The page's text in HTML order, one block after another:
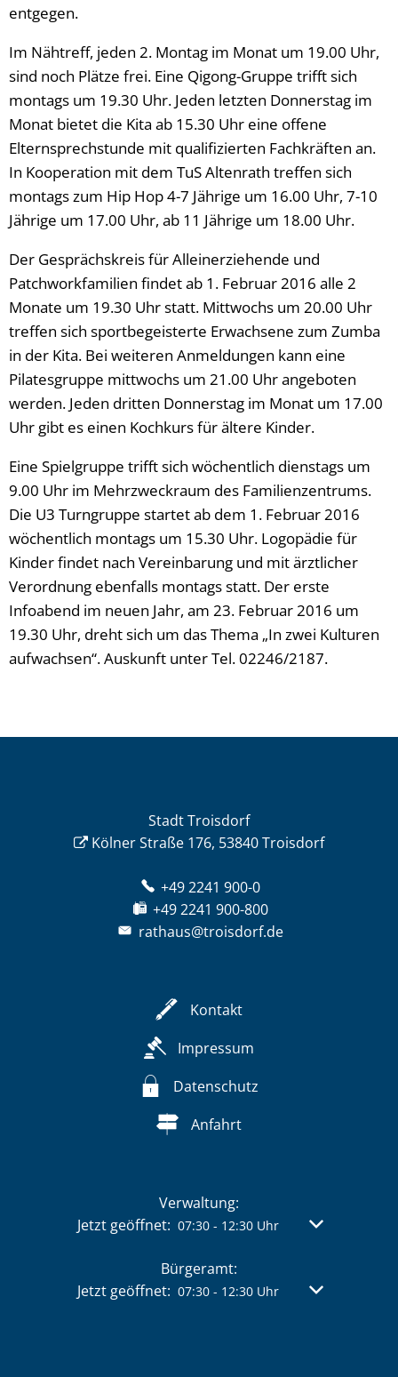
entgegen.
Im Nähtreff, jeden 2. Montag im Monat um 19.00 Uhr,
sind noch Plätze frei. Eine Qigong-Gruppe trifft sich
montags um 19.30 Uhr. Jeden letzten Donnerstag im
Monat bietet die Kita ab 15.30 Uhr eine offene
Elternsprechstunde mit qualifizierten Fachkräften an.
In Kooperation mit dem TuS Altenrath treffen sich
montags zum Hip Hop 4-7 Jährige um 16.00 Uhr, 7-10
Jährige um 17.00 Uhr, ab 11 Jährige um 18.00 Uhr.
Der Gesprächskreis für Alleinerziehende und
Patchworkfamilien findet ab 1. Februar 2016 alle 2
Monate um 19.30 Uhr statt. Mittwochs um 20.00 Uhr
treffen sich sportbegeisterte Erwachsene zum Zumba
in der Kita. Bei weiteren Anmeldungen kann eine
Pilatesgruppe mittwochs um 21.00 Uhr angeboten
werden. Jeden dritten Donnerstag im Monat um 17.00
Uhr gibt es einen Kochkurs für ältere Kinder.
Eine Spielgruppe trifft sich wöchentlich dienstags um
9.00 Uhr im Mehrzweckraum des Familienzentrums.
Die U3 Turngruppe startet ab dem 1. Februar 2016
wöchentlich montags um 15.30 Uhr. Logopädie für
Kinder findet nach Vereinbarung und mit ärztlicher
Verordnung ebenfalls montags statt. Der erste
Infoabend im neuen Jahr, am 23. Februar 2016 um
19.30 Uhr, dreht sich um das Thema „In zwei Kulturen
aufwachsen“. Auskunft unter Tel. 02246/2187.
Stadt Troisdorf
Kölner Straße 176, 53840 Troisdorf
+49 2241 900-0
+49 2241 900-800
rathaus@troisdorf.de
Kontakt
Impressum
Datenschutz
Anfahrt
Verwaltung:
Klicken, um weitere Öffnungs- oder
Jetzt geöffnet: 07:30- 12:30Uhr Von 07:30
Bürgeramt:
Klicken, um weitere Öffnungs- oder
Jetzt geöffnet: 07:30- 12:30Uhr Von 07:30